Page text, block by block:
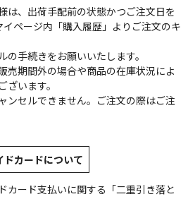
は、出荷手配前の状態かつご注文日を
ページ内「購入履歴」よりご注文のキ
手続きをお願いいたします。
売期間外の場合や商品の在庫状況によ
います。
ンセルできません。ご注文の際はご注
カードについて
カード支払いに関する「二重引き落と